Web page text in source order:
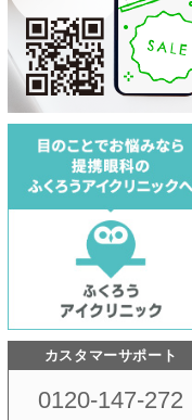
カスタマーサポート
0120-147-272